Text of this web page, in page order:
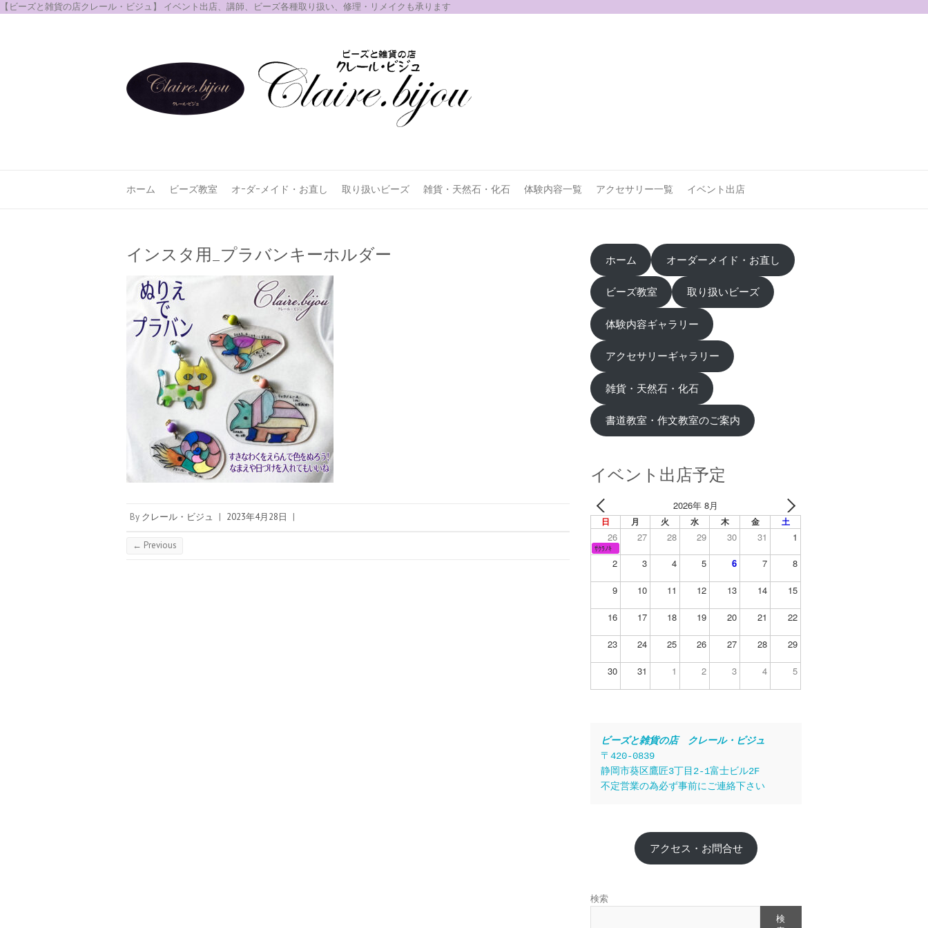
【ビーズと雑貨の店クレール・ビジュ】 イベント出店、講師、ビーズ各種取り扱い、修理・リメイクも承ります
ホーム ビーズ教室 オｰダｰメイド・お直し 取り扱いビーズ 雑貨・天然石・化石 体験内容一覧 アクセサリー一覧 イベント出店
インスタ用_プラバンキーホルダー
By クレール・ビジュ | 2023年4月28日 |
← Previous
ホーム オーダーメイド・お直し
ビーズ教室 取り扱いビーズ
体験内容ギャラリー
アクセサリーギャラリー
雑貨・天然石・化石
書道教室・作文教室のご案内
イベント出店予定
2026年 8月
日 月 火 水 木 金 土
26 27 28 29 30 31 1
ｻｸﾗﾉｷ
2 3 4 5 6 7 8
9 10 11 12 13 14 15
16 17 18 19 20 21 22
23 24 25 26 27 28 29
30 31 1 2 3 4 5
ビーズと雑貨の店　クレール・ビジュ
〒420-0839
静岡市葵区鷹匠3丁目2-1富士ビル2F
不定営業の為必ず事前にご連絡下さい
アクセス・お問合せ
検索
検